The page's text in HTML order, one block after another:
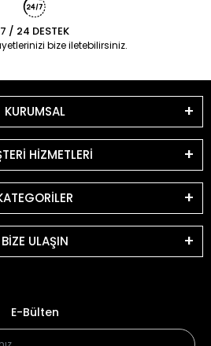
7 / 24 DESTEK
bize iletebilirsiniz.
KURUMSAL
HİZMETLERİ
BİZE ULAŞIN
E-Bülten